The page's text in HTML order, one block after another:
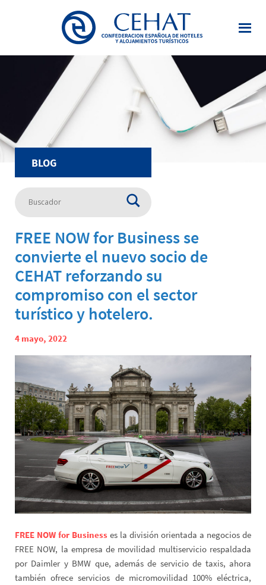
BLOG
FREE NOW for Business se
convierte el nuevo socio de
CEHAT reforzando su
compromiso con el sector
turístico y hotelero.
4 mayo, 2022
FREE NOW for Business es la división orientada a negocios de
FREE NOW, la empresa de movilidad multiservicio respaldada
por Daimler y BMW que, además de servicio de taxis, ahora
también ofrece servicios de micromovilidad 100% eléctrica,